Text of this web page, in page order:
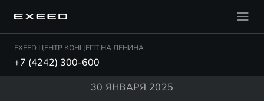
EXEED ЦЕНТР КОНЦЕПТ НА ЛЕНИНА
+7 (4242) 300-600
30 ЯНВАРЯ 2025